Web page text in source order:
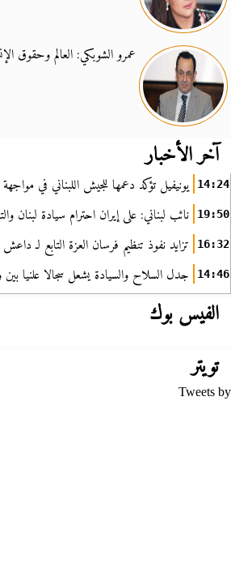
عمرو الشوبكي: العالم وحقوق
آخر الأخبار
14:24 يونيفيل تؤكد دعمها للجيش اللبناني في
19:50 نائب لبناني: على إيران احترام سيادة لبنان
16:32 تزايد نفوذ تنظيم فرسان العزة التابع لـ
14:46 جدل السلاح والسيادة يشعل سجالا علنيا
الفيس بوك
تويتر
Tweets by